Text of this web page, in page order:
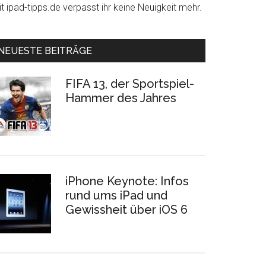
ipad-tipps.de verpasst ihr keine Neuigkeit mehr.
BEITRÄGE
FIFA 13, der Sportspiel-
Hammer des Jahres
iPhone Keynote: Infos
rund ums iPad und
Gewissheit über iOS 6